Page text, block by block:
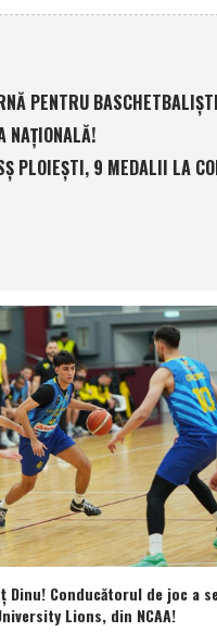
PENTRU
NAŢIONALĂ!
PLOIEŞTI, 9 MEDALII LA
Dinu! Conducătorul de joc a
Lions, din NCAA!